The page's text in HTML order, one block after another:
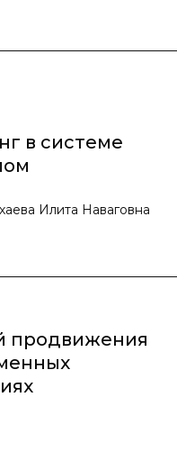
в системе
Илита Наваговна
продвижения